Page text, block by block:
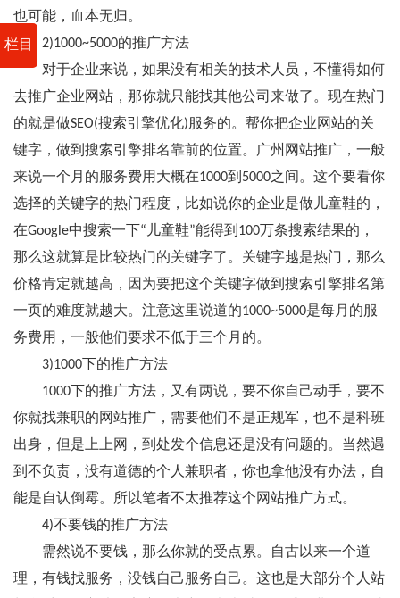
栏目
也可能，血本无归。
2)1000~5000的推广方法
对于企业来说，如果没有相关的技术人员，不懂得如何
去推广企业网站，那你就只能找其他公司来做了。现在热门
的就是做SEO(搜索引擎优化)服务的。帮你把企业网站的关
键字，做到搜索引擎排名靠前的位置。广州网站推广，一般
来说一个月的服务费用大概在1000到5000之间。这个要看你
选择的关键字的热门程度，比如说你的企业是做儿童鞋的，
在Google中搜索一下“儿童鞋”能得到100万条搜索结果的，
那么这就算是比较热门的关键字了。关键字越是热门，那么
价格肯定就越高，因为要把这个关键字做到搜索引擎排名第
一页的难度就越大。注意这里说道的1000~5000是每月的服
务费用，一般他们要求不低于三个月的。
3)1000下的推广方法
1000下的推广方法，又有两说，要不你自己动手，要不
你就找兼职的网站推广，需要他们不是正规军，也不是科班
出身，但是上上网，到处发个信息还是没有问题的。当然遇
到不负责，没有道德的个人兼职者，你也拿他没有办法，自
能是自认倒霉。所以笔者不太推荐这个网站推广方式。
4)不要钱的推广方法
需然说不要钱，那么你就的受点累。自古以来一个道
理，有钱找服务，没钱自己服务自己。这也是大部分个人站